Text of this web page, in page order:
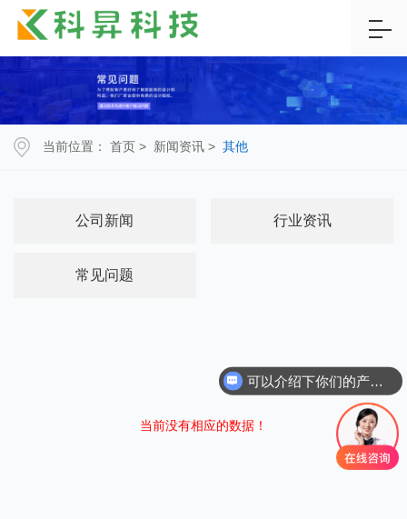
当前位置： 首页 > 新闻资讯 > 其他
公司新闻 行业资讯
常见问题
当前没有相应的数据！
可以介绍下你们的产品么？